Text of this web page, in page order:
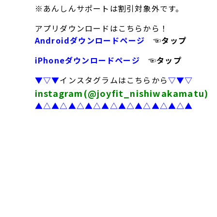
※あんしんサポートは割引対象外です。
アプリダウンロードはこちらから！
Androidダウンロードページ ☜タップ
iPhoneダウンロードページ ☜タップ
▼▽▼インスタグラムはこちらから▽▼▽
instagram(@joyfit_nishiwakamatu)
▲△▲△▲△▲△▲△▲△▲△▲△▲△▲